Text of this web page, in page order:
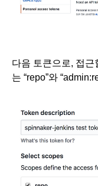
다음 토큰으로, 접근
는 “repo”와